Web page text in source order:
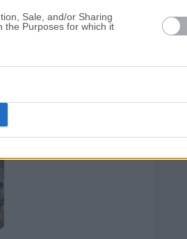
Sale, and/or Sharing
the Purposes for which it